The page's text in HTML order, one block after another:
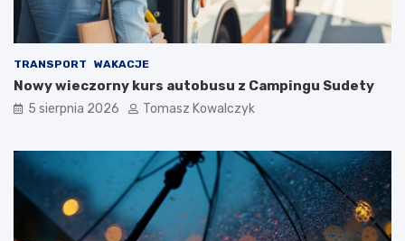
TRANSPORT WAKACJE
Nowy wieczorny kurs autobusu z Campingu Sudety
5 sierpnia 2026 Tomasz Kowalczyk